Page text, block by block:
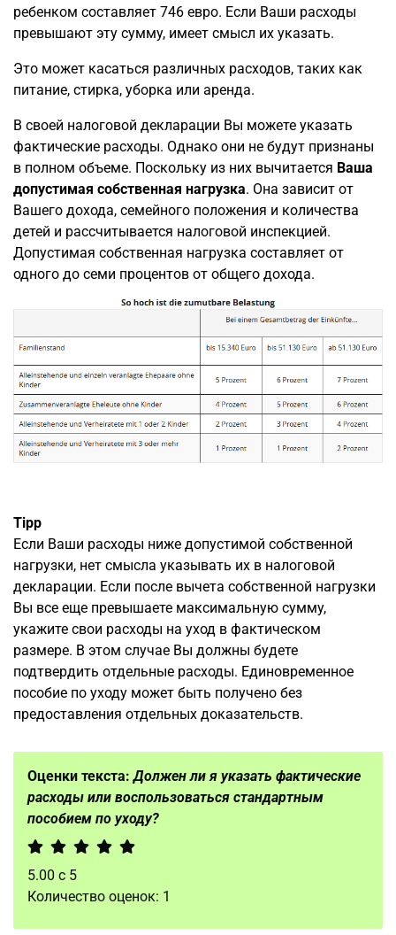
ребенком составляет 746 евро. Если Ваши расходы
превышают эту сумму, имеет смысл их указать.
Это может касаться различных расходов, таких как
питание, стирка, уборка или аренда.
В своей налоговой декларации Вы можете указать
фактические расходы. Однако они не будут признаны
в полном объеме. Поскольку из них вычитается Ваша
допустимая собственная нагрузка. Она зависит от
Вашего дохода, семейного положения и количества
детей и рассчитывается налоговой инспекцией.
Допустимая собственная нагрузка составляет от
одного до семи процентов от общего дохода.
Tipp
Если Ваши расходы ниже допустимой собственной
нагрузки, нет смысла указывать их в налоговой
декларации. Если после вычета собственной нагрузки
Вы все еще превышаете максимальную сумму,
укажите свои расходы на уход в фактическом
размере. В этом случае Вы должны будете
подтвердить отдельные расходы. Единовременное
пособие по уходу может быть получено без
предоставления отдельных доказательств.
Оценки текста:Должен ли я указать фактические
расходы или воспользоваться стандартным
пособием по уходу?
5.00 с 5
Количество оценок: 1